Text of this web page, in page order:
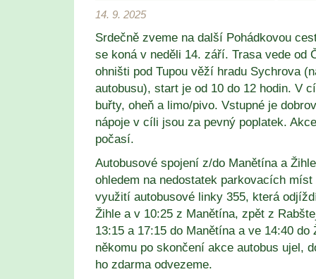
14. 9. 2025
Srdečně zveme na další Pohádkovou
se koná v neděli 14. září. Trasa vede od
ohništi pod Tupou věží hradu Sychrova
autobusu), start je od 10 do 12 hodin. V
buřty, oheň a limo/pivo. Vstupné je
nápoje v cíli jsou za pevný poplatek.
počasí.
Autobusové spojení z/do Manětína a
ohledem na nedostatek parkovacích
využití autobusové linky 355, která
Žihle a v 10:25 z Manětína, zpět z
13:15 a 17:15 do Manětína a ve 14:40 do
někomu po skončení akce autobus ujel,
ho zdarma odvezeme.